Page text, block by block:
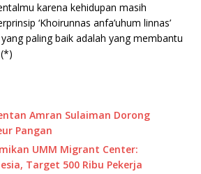
karena kehidupan masih
‘Khoirunnas anfa’uhum linnas’
paling baik adalah yang membantu
Amran Sulaiman Dorong
Pangan
UMM Migrant Center:
Target 500 Ribu Pekerja